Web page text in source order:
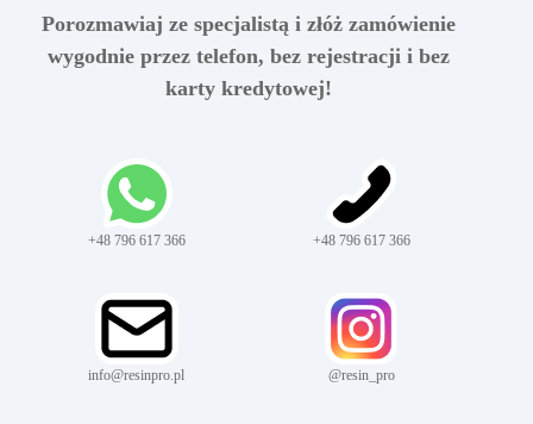
Porozmawiaj ze specjalistą i złóż zamówienie
wygodnie przez telefon, bez rejestracji i bez
karty kredytowej!
+48 796 617 366 +48 796 617 366
info@resinpro.pl @resin_pro